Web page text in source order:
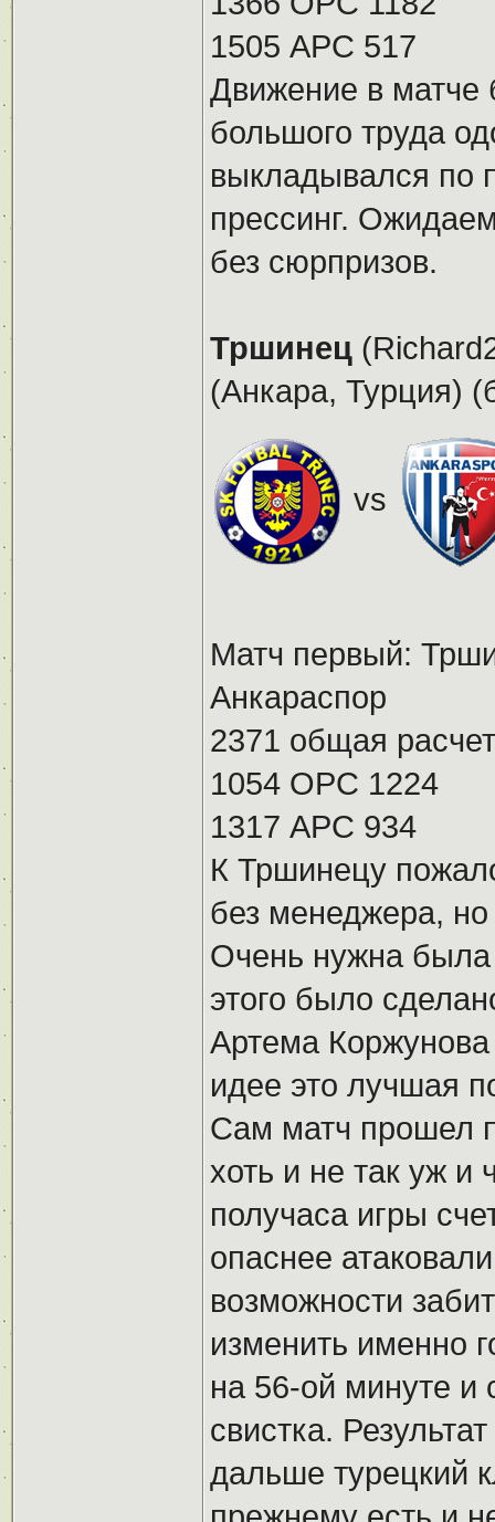
1505 АРС 517
Движение в матче
большого труда
выкладывался по
прессинг.
без сюрпризов.
Тршинец
(Анкара, Турция)
vs
Матч первый:
Анкараспор
2371 общая
1054 ОРС 1224
1317 АРС 934
К Тршинецу
без менеджера,
Очень нужна была
этого было
Артема
идее это лучшая
Сам матч прошел
хоть и не так уж и
получаса игры
опаснее
возможности
изменить именно
на 56-ой минуте и
свистка.
дальше турецкий